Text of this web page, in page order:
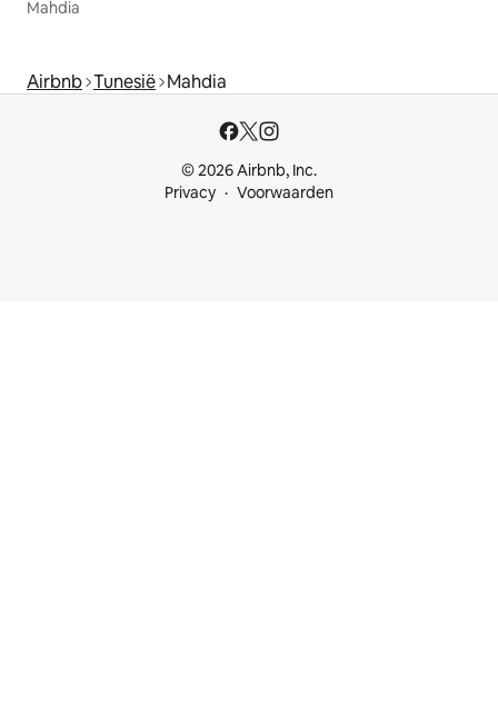
Mahdia
Airbnb Tunesië Mahdia
© 2026 Airbnb, Inc.
Privacy
Voorwaarden